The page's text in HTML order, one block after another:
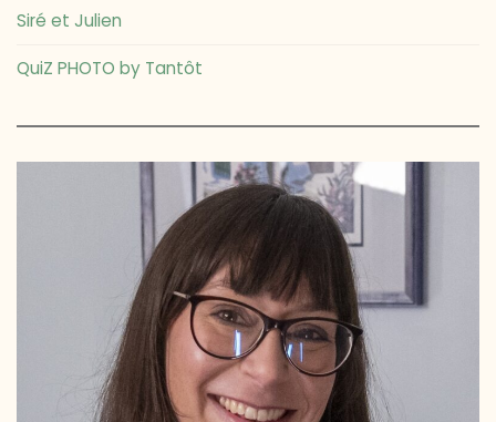
Siré et Julien
QuiZ PHOTO by Tantôt